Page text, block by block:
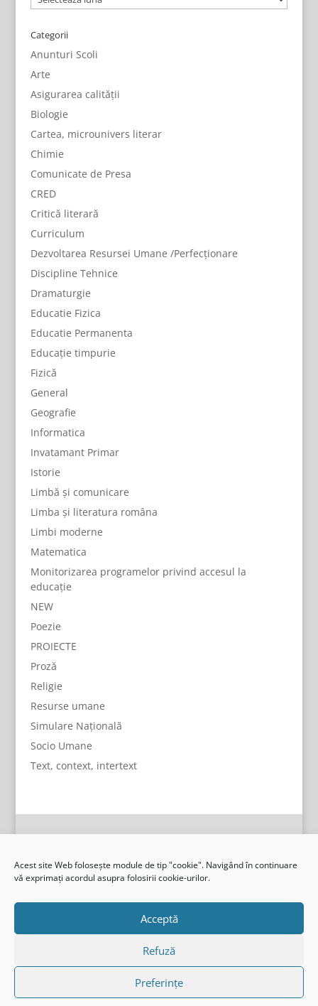
Acest site Web folosește module de tip "cookie". Navigând în continuare
vă exprimați acordul asupra folosirii cookie-urilor.
Acceptă
Refuză
Preferințe
Categorii
Anunturi Scoli
Arte
Asigurarea calității
Biologie
Cartea, microunivers literar
Chimie
Comunicate de Presa
CRED
Critică literară
Curriculum
Dezvoltarea Resursei Umane /Perfecționare
Discipline Tehnice
Dramaturgie
Educatie Fizica
Educatie Permanenta
Educație timpurie
Fizică
General
Geografie
Informatica
Invatamant Primar
Istorie
Limbă și comunicare
Limba și literatura româna
Limbi moderne
Matematica
Monitorizarea programelor privind accesul la
educație
NEW
Poezie
PROIECTE
Proză
Religie
Resurse umane
Simulare Națională
Socio Umane
Text, context, intertext